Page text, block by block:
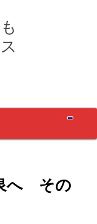
へ その